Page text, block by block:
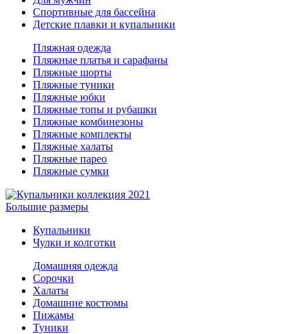
Спортивные для бассейна
Детские плавки и купальники
Пляжная одежда
Пляжные платья и сарафаны
Пляжные шорты
Пляжные туники
Пляжные юбки
Пляжные топы и рубашки
Пляжные комбинезоны
Пляжные комплекты
Пляжные халаты
Пляжные парео
Пляжные сумки
Большие размеры
Купальники
Чулки и колготки
Домашняя одежда
Сорочки
Халаты
Домашние костюмы
Пижамы
Туники